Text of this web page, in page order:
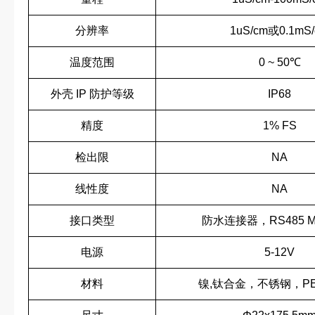
分辨率 1uS/cm或
温度范围 0 ~ 50℃
外壳 IP 防护等级 IP68
精度 1% FS
检出限 NA
线性度 NA
接口类型 防水连接器，RS485
电源 5-12V
材料 镍,钛合金，不锈钢，